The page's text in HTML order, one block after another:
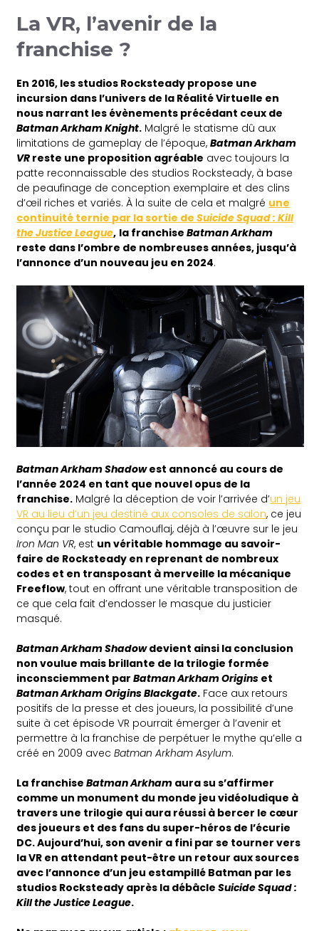
La VR, l’avenir de la
franchise ?
En 2016, les studios Rocksteady propose une
incursion dans l’univers de la Réalité Virtuelle en
nous narrant les évènements précédant ceux de
Batman Arkham Knight. Malgré le statisme dû aux
limitations de gameplay de l’époque,Batman Arkham
VR reste une proposition agréable avec toujours la
patte reconnaissable des studios Rocksteady, à base
de peaufinage de conception exemplaire et des clins
d’œil riches et variés. À la suite de cela et malgré une
continuité ternie par la sortie deSuicide Squad : Kill
the Justice League, la franchiseBatman Arkham
reste dans l’ombre de nombreuses années, jusqu’à
l’annonce d’un nouveau jeu en 2024.
Batman Arkham Shadowest annoncé au cours de
l’année 2024 en tant que nouvel opus de la
franchise. Malgré la déception de voir l’arrivée d’un jeu
VR au lieu d’un jeu destiné aux consoles de salon, ce jeu
conçu par le studio Camouflaj, déjà à l’œuvre sur le jeu
Iron Man VR, est un véritable hommage au savoir-
faire de Rocksteady en reprenant de nombreux
codes et en transposant à merveille la mécanique
Freeflow, tout en offrant une véritable transposition de
ce que cela fait d’endosser le masque du justicier
masqué.
Batman Arkham Shadowdevient ainsi la conclusion
non voulue mais brillante de la trilogie formée
inconsciemment parBatman Arkham Origins et
Batman Arkham Origins Blackgate. Face aux retours
positifs de la presse et des joueurs, la possibilité d’une
suite à cet épisode VR pourrait émerger à l’avenir et
permettre à la franchise de perpétuer le mythe qu’elle a
créé en 2009 avecBatman Arkham Asylum.
La franchiseBatman Arkham aura su s’affirmer
comme un monument du monde jeu vidéoludique à
travers une trilogie qui aura réussi à bercer le cœur
des joueurs et des fans du super-héros de l’écurie
DC. Aujourd’hui, son avenir a fini par se tourner vers
la VR en attendant peut-être un retour aux sources
avec l’annonce d’un jeu estampillé Batman par les
studios Rocksteady après la débâcleSuicide Squad :
Kill the Justice League.